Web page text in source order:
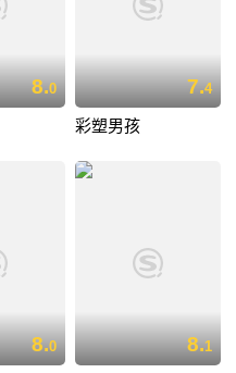
8.0 7.4
彩塑男孩
8.0 8.1